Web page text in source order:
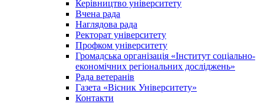
Керівництво університету
Вчена рада
Наглядова рада
Ректорат університету
Профком університету
Громадська організація «Інститут соціально-
економічних регіональних досліджень»
Рада ветеранів
Газета «Вісник Університету»
Контакти